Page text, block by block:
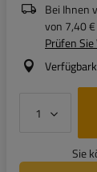
Bei Ihnen
von 7,40 €
Prüfen
Sie